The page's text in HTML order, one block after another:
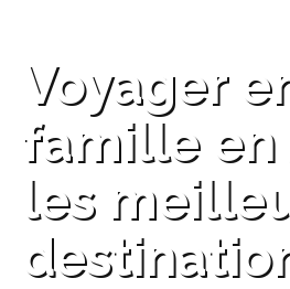
Voyager
famille en
les